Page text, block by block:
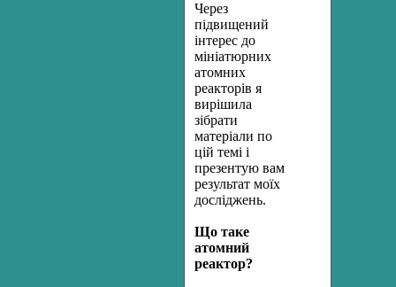
Через
підвищений
інтерес до
мініатюрних
атомних
реакторів я
вирішила
зібрати
матеріали по
цій темі і
презентую вам
результат моїх
досліджень.
Що таке
атомний
реактор?